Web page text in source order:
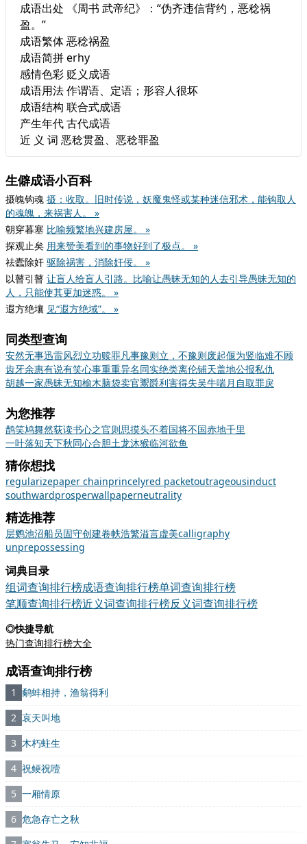
成语出处 《周书 武帝纪》：“伪齐违信背约，恶稔祸
盈。”
成语繁体 恶稔祸盈
成语简拼 erhy
感情色彩 贬义成语
成语用法 作谓语、定语；形容人很坏
成语结构 联合式成语
产生年代 古代成语
近 义 词 恶稔贯盈、恶稔罪盈
生僻成语小百科
摄魄钩魂 摄：收取。旧时传说，妖魔鬼怪或某种迷信邪术，能钩取人
的魂魄，来祸害人。 »
朝穿暮塞 比喻频繁地兴建房屋。 »
探观止矣 用来赞美看到的事物好到了极点。 »
祛蠹除奸 驱除祸害，消除奸佞。 »
以瞽引瞽 让盲人给盲人引路。比喻让愚昧无知的人去引导愚昧无知的
人，只能使其更加迷惑。 »
遐方绝壤 见“遐方绝域”。 »
同类型查询
安然无事迅雷风烈立功赎罪凡事豫则立，不豫则废起偃为竖临难不顾
齿牙余惠有说有笑心事重重异名同实绝类离伦铺天盖地公报私仇
胡越一家愚昧无知榆木脑袋卖官鬻爵利害得失吴牛喘月 自取罪戾
为您推荐
鹊笑鸠舞然荻读书心之官则思摸头不着国将不国赤地千里
一叶落知天下秋同心合胆土龙沐猴临河欲鱼
猜你想找
regularizepaper chainprincelyred packetoutrageousinduct
southwardprosperwallpaperneutrality
精选推荐
层鹦池沼船员固守创建卷帙浩繁溢言虚美calligraphy
unprepossessing
词典目录
组词查询排行榜成语查询排行榜单词查询排行榜
笔顺查询排行榜近义词查询排行榜反义词查询排行榜
◎快捷导航
热门查询排行榜大全
成语查询排行榜
1 鹬蚌相持，渔翁得利
2 哀天叫地
3 木朽蛀生
4 祝鲠祝噎
5 一厢情原
6 危急存亡之秋